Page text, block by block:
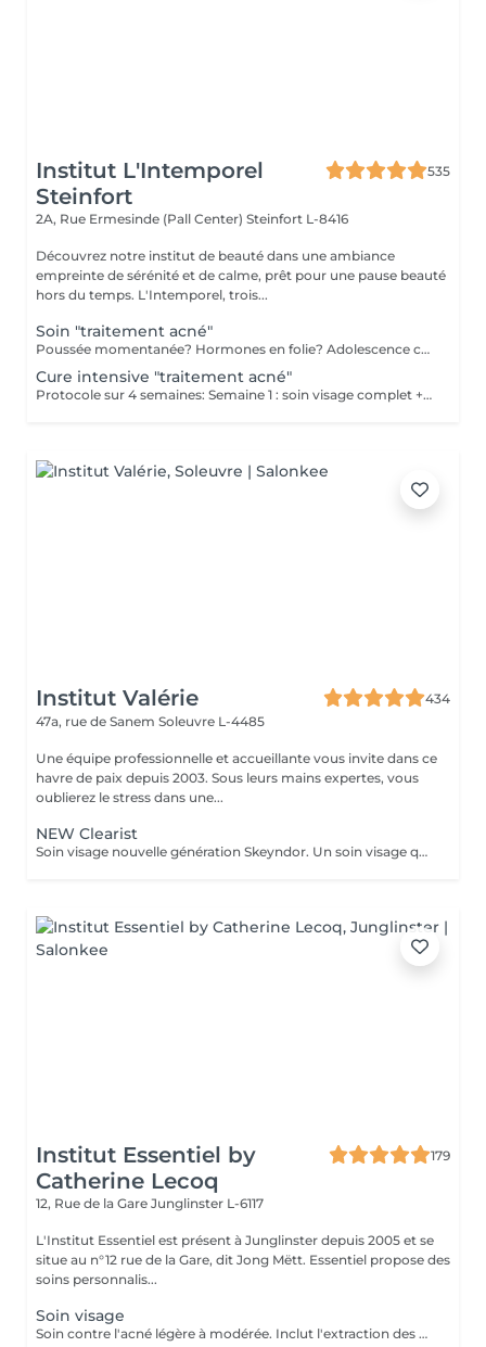
Institut L'Intemporel
Steinfort
535
2A, Rue Ermesinde (Pall Center) Steinfort L-8416
Découvrez notre institut de beauté dans une ambiance
empreinte de sérénité et de calme, prêt pour une pause beauté
hors du temps. L'Intemporel, trois...
Soin "traitement acné"
Poussée momentanée? Hormones en folie? Adolescence compliquée? Ce soin est pour vous. Le soin visage complet comprend un nettoyage en profondeur de la peau avec vapeur et extraction des comédons, un léger massage suivi de 20' de traitement LED et un masque apaisant ou purifiant. Le soin flash est conseillé en entretien suite à un soin complet, entre 2 soins par exemple ou si acné plus tenace. Il comprend un nettoyage du visage, un léger massage et le traitement LED 20'. Pourquoi la LED? La puissance de la lumière LED bleue agit rapidement et efficacement pour éliminer l'acné, les imperfections et l'inflammation existantes, sans dessécher la peau. Elle régule également la production de sébum pour prévenir de futures éruptions cutanées, laissant votre peau claire, saine et lisse.
Cure intensive "traitement acné"
Protocole sur 4 semaines: Semaine 1 : soin visage complet + un soin flash (espacé de 2 jours minimum) Semaine 2 / 3 et 4 : 2 soins flash (espacé de 2 jours minimum) Descriptif complet voir "Soin traitement acné"
Institut Valérie
434
47a, rue de Sanem Soleuvre L-4485
Une équipe professionnelle et accueillante vous invite dans ce
havre de paix depuis 2003. Sous leurs mains expertes, vous
oublierez le stress dans une...
NEW Clearist
Soin visage nouvelle génération Skeyndor. Un soin visage qui va mattifier, resserer les pores et nettoyer en profondeur. Il va équilibrer la production de sébum. Idéal pour peaux épaisses, pores dilatées, mixte et/ou grasse à tendance acnéique.
Institut Essentiel by
Catherine Lecoq
179
12, Rue de la Gare Junglinster L-6117
L'Institut Essentiel est présent à Junglinster depuis 2005 et se
situe au n°12 rue de la Gare, dit Jong Mëtt. Essentiel propose des
soins personnalis...
Soin visage
Soin contre l'acné légère à modérée. Inclut l'extraction des comédons, micro kystes, désinfection de pustules et soins adaptés. J'accorde beaucoup d'importance à expliquer les bons gestes à mes jeunes client(e)s afin qu'il prennent conscience de leur peau et prennent les bonnes habitudes. Pour de meilleurs résultats je conseille 1 soin par semaine sur 1 mois. Important: J'accorde autant d'importance à la relaxation et l'intimité de mes jeunes clients. De ce fait aucun accompagnant ne sera autorisé à rester dans la cabine durant le soin Inclut: Nettoyage et extraction de kystes, comédons et pustules. Désinfection et soins purifiants adaptés. Matériel stérilisé et/ou à usage unique.